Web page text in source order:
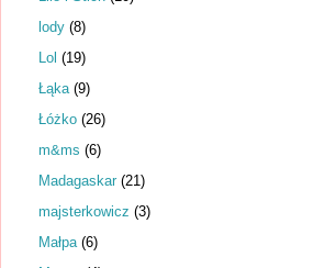
lody (8)
Lol (19)
Łąka (9)
Łóżko (26)
m&ms (6)
Madagaskar (21)
majsterkowicz (3)
Małpa (6)